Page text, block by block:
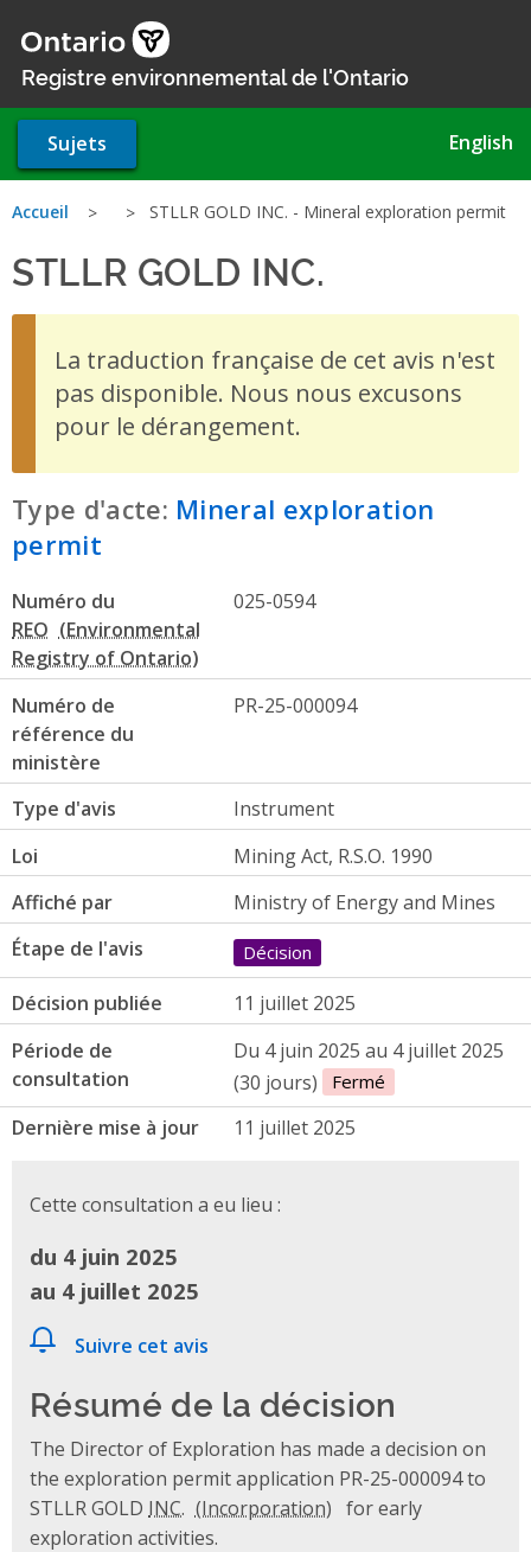
au
contenu
Registre environnemental de l'Ontario
Sujets English
Vous
êtes
ici
Accueil STLLR GOLD INC. - Mineral exploration permit
STLLR GOLD INC.
La traduction française de cet avis n'est
pas disponible. Nous nous excusons
pour le dérangement.
Type d'acte: Mineral exploration
permit
Numéro du
REO
025-0594
Numéro de
référence du
ministère
PR-25-000094
Type d'avis
Instrument
Loi
Mining Act, R.S.O. 1990
Affiché par
Ministry of Energy and Mines
Étape de l'avis
Décision
Décision publiée
11 juillet 2025
Période de
consultation
Du 4 juin 2025 au 4 juillet 2025
(30 jours)
Fermé
Dernière mise à jour 11 juillet 2025
Cette consultation a eu lieu :
du 4 juin 2025
au 4 juillet 2025
Suivre cet avis
Résumé de la décision
The Director of Exploration has made a decision on
the exploration permit application PR-25-000094 to
STLLR GOLD INC.
for early
exploration activities.